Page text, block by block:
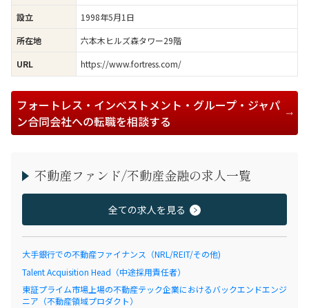
設立 1998年5月1日
所在地 六本木ヒルズ森タワー29階
URL https://www.fortress.com/
フォートレス・インベストメント・グループ・ジャパ
ン合同会社への転職を相談する
不動産ファンド/不動産金融の求人一覧
全ての求人を見る
大手銀行での不動産ファイナンス（NRL/REIT/その他)
Talent Acquisition Head（中途採用責任者）
東証プライム市場上場の不動産テック企業におけるバックエンドエンジ
ニア（不動産領域プロダクト）